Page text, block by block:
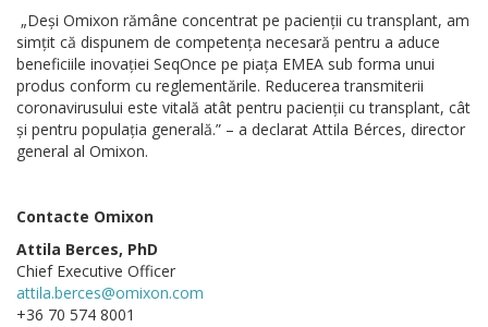
„Deși Omixon rămâne concentrat pe pacienții cu transplant, am
simțit că dispunem de competența necesară pentru a aduce
beneficiile inovației SeqOnce pe piața EMEA sub forma unui
produs conform cu reglementările. Reducerea transmiterii
coronavirusului este vitală atât pentru pacienții cu transplant, cât
și pentru populația generală.” – a declarat Attila Bérces, director
general al Omixon.
Contacte Omixon
Attila Berces, PhD
Chief Executive Officer
attila.berces@omixon.com
+36 70 574 8001